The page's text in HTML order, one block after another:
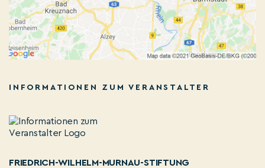
INFORMATIONEN ZUM VERANSTALTER
FRIEDRICH-WILHELM-MURNAU-STIFTUNG